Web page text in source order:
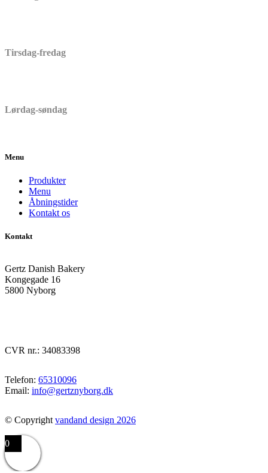
Tirsdag-fredag
Lørdag-søndag
Menu
Produkter
Menu
Åbningstider
Kontakt os
Kontakt
Gertz Danish Bakery
Kongegade 16
5800 Nyborg
CVR nr.: 34083398
Telefon: 65310096
Email: info@gertznyborg.dk
© Copyright vandand design 2026
0